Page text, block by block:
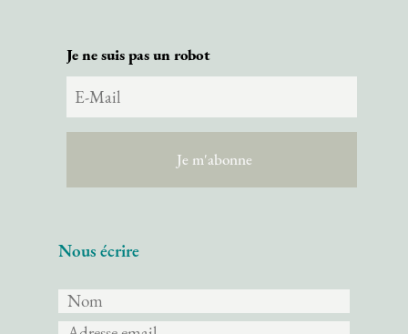
Je ne suis pas un robot
Nous écrire